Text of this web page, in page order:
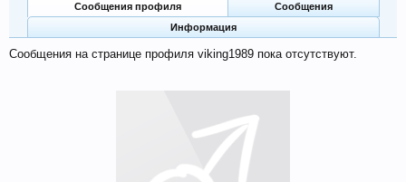
Сообщения профиля
Сообщения
Информация
Сообщения на странице профиля viking1989 пока отсутствуют.